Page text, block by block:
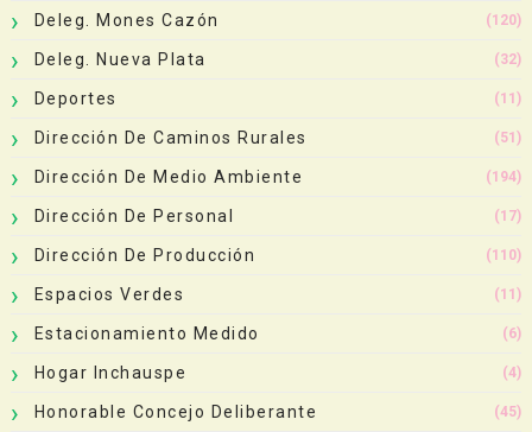
Deleg. Mones Cazón (120)
Deleg. Nueva Plata (32)
Deportes (11)
Dirección De Caminos Rurales (51)
Dirección De Medio Ambiente (194)
Dirección De Personal (17)
Dirección De Producción (110)
Espacios Verdes (11)
Estacionamiento Medido (6)
Hogar Inchauspe (4)
Honorable Concejo Deliberante (45)